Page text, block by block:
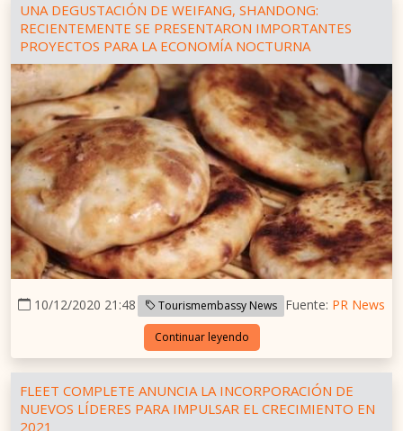
UNA DEGUSTACIÓN DE WEIFANG, SHANDONG:
RECIENTEMENTE SE PRESENTARON IMPORTANTES
PROYECTOS PARA LA ECONOMÍA NOCTURNA
10/12/2020 21:48 Tourismembassy News Fuente: PR News
Continuar leyendo
FLEET COMPLETE ANUNCIA LA INCORPORACIÓN DE
NUEVOS LÍDERES PARA IMPULSAR EL CRECIMIENTO EN
2021